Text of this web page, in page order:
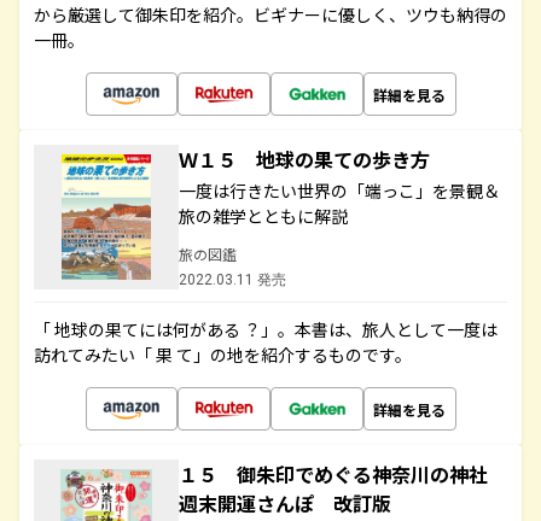
から厳選して御朱印を紹介。ビギナーに優しく、ツウも納得の
一冊。
詳細を見る
Ｗ１５ 地球の果ての歩き方
一度は行きたい世界の「端っこ」を景観＆
旅の雑学とともに解説
旅の図鑑
2022.03.11 発売
「 地球の果てには何がある ？」。本書は、旅人として一度は
訪れてみたい「 果 て」の地を紹介するものです。
詳細を見る
１５ 御朱印でめぐる神奈川の神社
週末開運さんぽ 改訂版